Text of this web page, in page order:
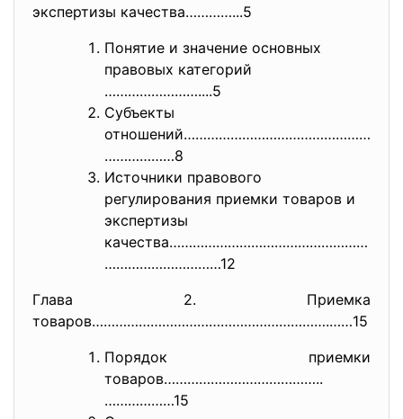
экспертизы качества…………...5
Понятие и значение основных
правовых категорий
……………………....5
Субъекты
отношений…………………………………………
………………8
Источники правового
регулирования приемки товаров и
экспертизы
качества……………………………………………
…………………………12
Глава 2. Приемка
товаров…………………………………………………….……15
Порядок приемки
товаров…………………………………..
………………15